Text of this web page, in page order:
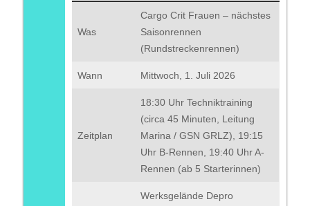
Was
Cargo Crit Frauen – nächstes
Saisonrennen
(Rundstreckenrennen)
Wann Mittwoch, 1. Juli 2026
Zeitplan
18:30 Uhr Techniktraining
(circa 45 Minuten, Leitung
Marina / GSN GRLZ), 19:15
Uhr B-Rennen, 19:40 Uhr A-
Rennen (ab 5 Starterinnen)
Werksgelände Depro